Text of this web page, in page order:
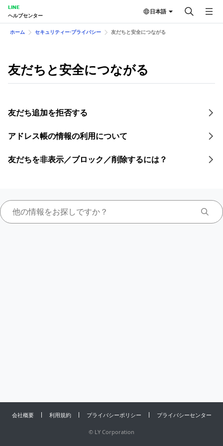
LINE
ヘルプセンター
日本語
ホーム セキュリティー⋅プライバシー 友だちと安全につながる
友だちと安全につながる
友だち追加を拒否する
アドレス帳の情報の利用について
友だちを非表示／ブロック／削除するには？
会社概要 利用規約 プライバシーポリシー プライバシーセンター
© LY Corporation